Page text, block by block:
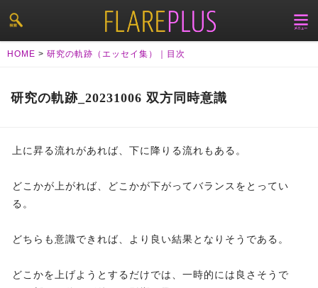
HOME > 研究の軌跡（エッセイ集）｜目次
研究の軌跡_20231006 双方同時意識
上に昇る流れがあれば、下に降りる流れもある。
どこかが上がれば、どこかが下がってバランスをとってい
る。
どちらも意識できれば、より良い結果となりそうである。
どこかを上げようとするだけでは、一時的には良さそうで